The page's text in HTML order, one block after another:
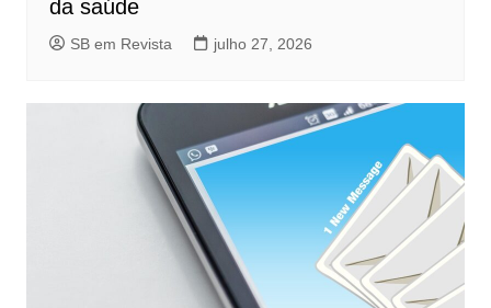
da saúde
SB em Revista julho 27, 2026